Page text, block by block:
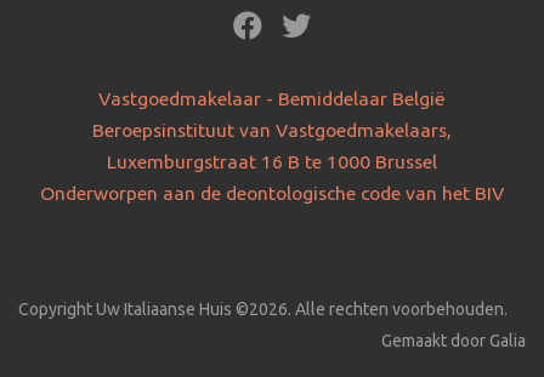
Vastgoedmakelaar - Bemiddelaar België
Beroepsinstituut van Vastgoedmakelaars,
Luxemburgstraat 16 B te 1000 Brussel
Onderworpen aan de deontologische code van het BIV
Copyright Uw Italiaanse Huis ©2026. Alle rechten voorbehouden.
Gemaakt door Galia